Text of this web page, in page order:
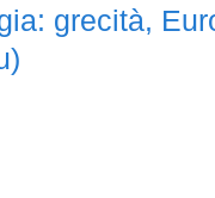
grecità,